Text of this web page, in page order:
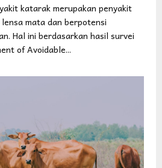
katarak merupakan penyakit
mata dan berpotensi
Hal ini berdasarkan hasil survei
of Avoidable...